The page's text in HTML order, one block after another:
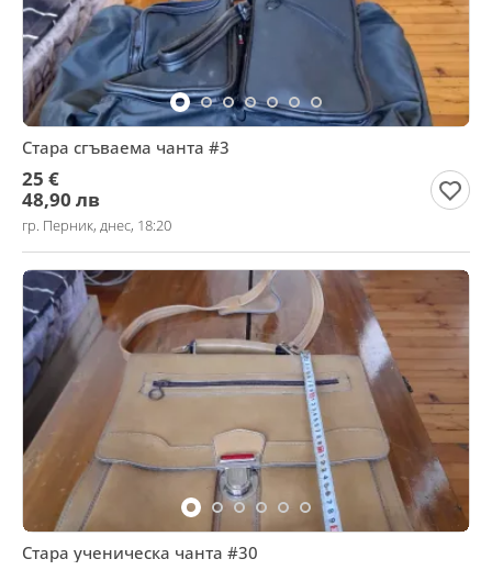
Стара сгъваема чанта #3
25 €
48,90 лв
гр. Перник, днес, 18:20
Стара ученическа чанта #30